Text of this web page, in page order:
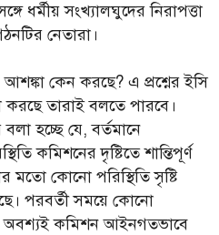
ধর্মীয় সংখ্যালঘুদের নিরাপত্তা
নেতারা।
কেন করছে? এ প্রশ্নের ইসি
করছে তারাই বলতে পারবে।
হচ্ছে যে, বর্তমানে
কমিশনের দৃষ্টিতে শান্তিপূর্ণ
মতো কোনো পরিস্থিতি সৃষ্টি
পরবর্তী সময়ে কোনো
অবশ্যই কমিশন আইনগতভাবে